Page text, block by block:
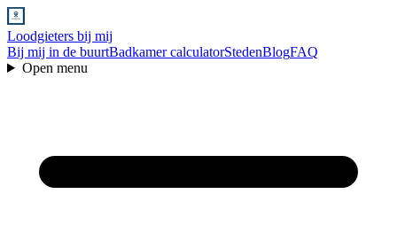
Loodgieters bij mij
Bij mij in de buurtBadkamer calculatorStedenBlogFAQ
Open menu